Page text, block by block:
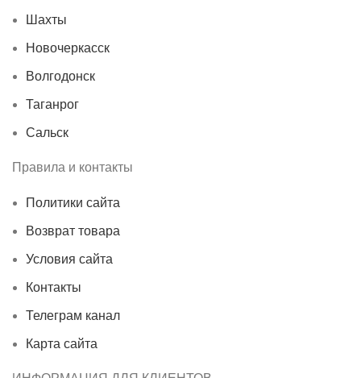
Шахты
Новочеркасск
Волгодонск
Таганрог
Сальск
Правила и контакты
Политики сайта
Возврат товара
Условия сайта
Контакты
Телеграм канал
Карта сайта